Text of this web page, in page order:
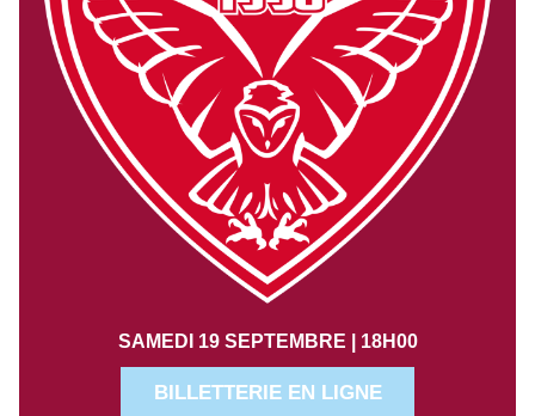
SAMEDI 19 SEPTEMBRE | 18H00
BILLETTERIE EN LIGNE